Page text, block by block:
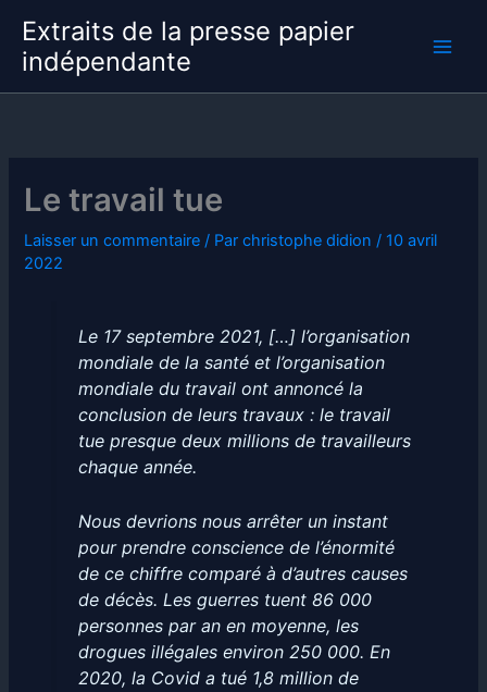
contenu
Extraits de la presse papier
indépendante
Le travail tue
Laisser un commentaire / Parchristophe didion / 10 avril
2022
Le 17 septembre 2021, […] l’organisation
mondiale de la santé et l’organisation
mondiale du travail ont annoncé la
conclusion de leurs travaux : le travail
tue presque deux millions de travailleurs
chaque année.
Nous devrions nous arrêter un instant
pour prendre conscience de l’énormité
de ce chiffre comparé à d’autres causes
de décès. Les guerres tuent 86 000
personnes par an en moyenne, les
drogues illégales environ 250 000. En
2020, la Covid a tué 1,8 million de